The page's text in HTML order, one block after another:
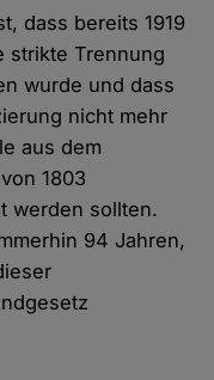
dass bereits 1919
strikte Trennung
wurde und dass
nicht mehr
aus dem
1803
werden sollten.
94 Jahren,